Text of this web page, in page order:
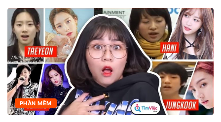
PHẦN MỀM